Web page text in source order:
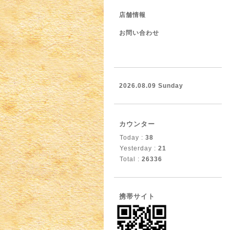
店舗情報
お問い合わせ
2026.08.09 Sunday
カウンター
Today : 38
Yesterday : 21
Total : 26336
携帯サイト